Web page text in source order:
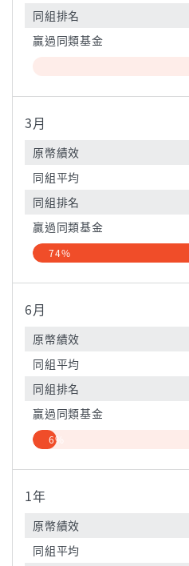
同組排名
贏過同類基金
3月
原幣績效
同組平均
同組排名
贏過同類基金
74%
6月
原幣績效
同組平均
同組排名
贏過同類基金
6%
1年
原幣績效
同組平均